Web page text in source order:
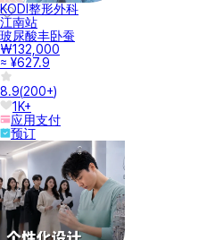
KODI整形外科
江南站
玻尿酸丰卧蚕
₩132,000
≈ ¥627.9
8.9(200+)
1K+
应用支付
预订